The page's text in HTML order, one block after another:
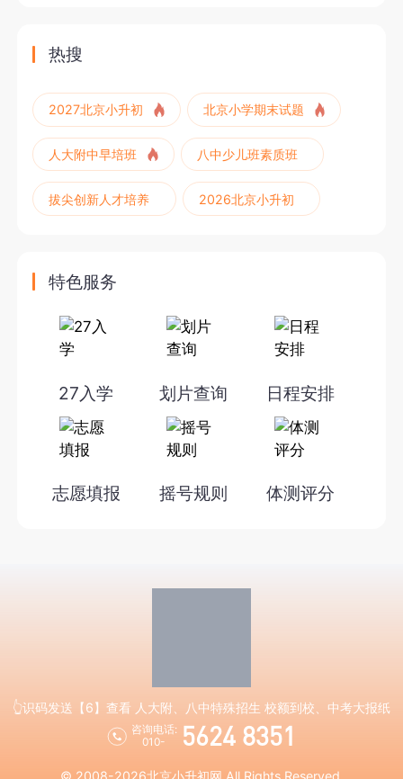
热搜
2027北京小升初 北京小学期末试题
人大附中早培班 八中少儿班素质班
拔尖创新人才培养 2026北京小升初
特色服务
27入学 划片查询 日程安排
志愿填报 摇号规则 体测评分
👆识码发送【6】查看 人大附、八中特殊招生 校额到校、中考大报纸
咨询电话:
010-
5624 8351
© 2008-2026北京小升初网 All Rights Reserved.